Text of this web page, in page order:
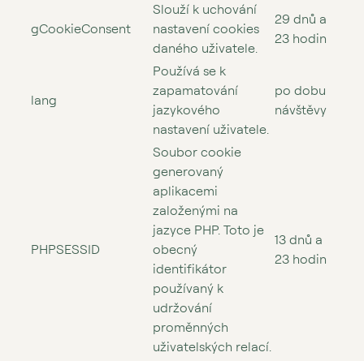
gCookieConsent
Slouží k uchování
nastavení cookies
daného uživatele.
29 dnů a
23 hodin
lang
Používá se k
zapamatování
jazykového
nastavení uživatele.
po dobu
návštěvy
PHPSESSID
Soubor cookie
generovaný
aplikacemi
založenými na
jazyce PHP. Toto je
obecný
identifikátor
používaný k
udržování
proměnných
uživatelských relací.
13 dnů a
23 hodin